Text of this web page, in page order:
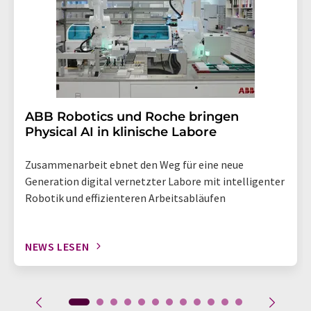
Abbestellung des entsprechenden Newsletters
enthalten.
​​​​​​​ABB Robotics und Roche bringen
Physical AI in klinische Labore
Zusammenarbeit ebnet den Weg für eine neue
Generation digital vernetzter Labore mit intelligenter
Robotik und effizienteren Arbeitsabläufen
NEWS LESEN